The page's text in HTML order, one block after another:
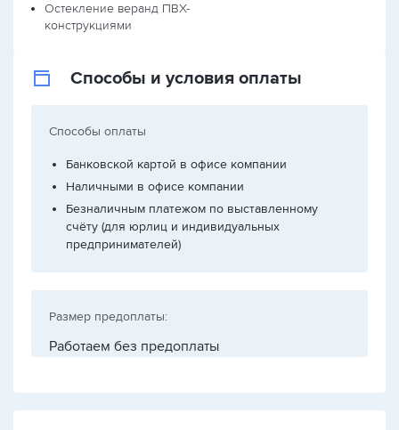
Остекление веранд ПВХ-
конструкциями
Способы и условия оплаты
Способы оплаты
Банковской картой в офисе компании
Наличными в офисе компании
Безналичным платежом по выставленному
счёту (для юрлиц и индивидуальных
предпринимателей)
Размер предоплаты:
Работаем без предоплаты